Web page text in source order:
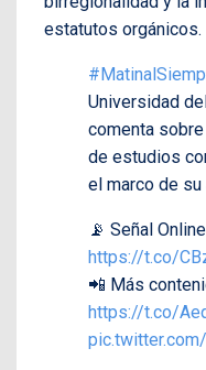
estatutos orgánicos.
Universidad
comenta
de estudios
el marco de
📡 Señal Online |
https://t.co/
📲 Más
https://t.co/